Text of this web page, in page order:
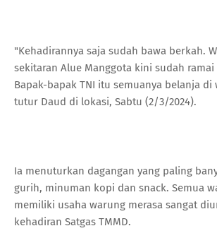
"Kehadirannya saja sudah bawa berkah.
sekitaran Alue Manggota kini sudah ramai
Bapak-bapak TNI itu semuanya belanja di
tutur Daud di lokasi, Sabtu (2/3/2024).
Ia menuturkan dagangan yang paling
gurih, minuman kopi dan snack. Semua
memiliki usaha warung merasa sangat
kehadiran Satgas TMMD.